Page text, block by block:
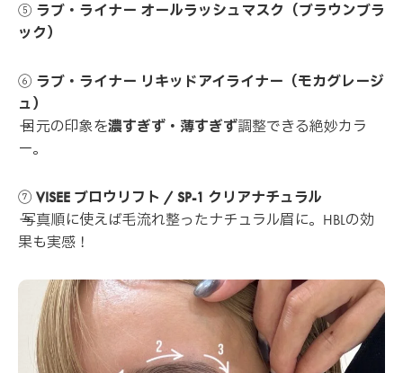
⑤ ラブ・ライナー オールラッシュマスク（ブラウンブラ
ック）
⑥ ラブ・ライナー リキッドアイライナー（モカグレージ
ュ）
→ 目元の印象を濃すぎず・薄すぎず調整できる絶妙カラ
ー。
⑦ VISEE ブロウリフト / SP-1 クリアナチュラル
→ 写真順に使えば毛流れ整ったナチュラル眉に。HBLの効
果も実感！